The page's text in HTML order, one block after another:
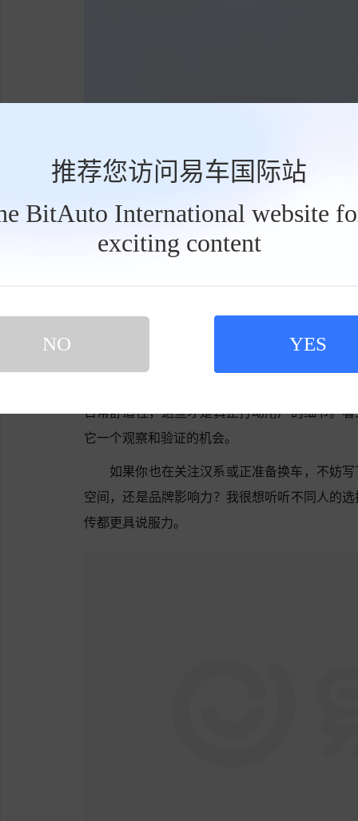
推荐您访问易车国际站
BitAuto International website
exciting content
NO YES
对于大汉，我抱有期待，也带着一些试探
日常舒适性，这些才是真正打动用户的细节。
它一个观察和验证的机会。
如果你也在关注汉系或正准备换车，不妨
空间，还是品牌影响力？我很想听听不同人的
传都更具说服力。